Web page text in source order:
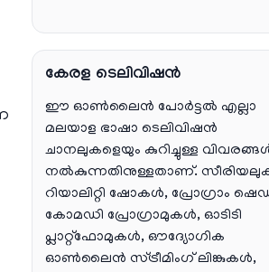
കേരള ടെലിവിഷൻ
ഈ ഓൺലൈൻ പോർട്ടൽ എല്ലാ
മലയാള ഭാഷാ ടെലിവിഷൻ
ചാനലുകളെയും കുറിച്ചുള്ള
നൽകുന്നതിനുള്ളതാണ്.
റിയാലിറ്റി ഷോകൾ, പ്രോഗ്രാം
കോമഡി പ്രോഗ്രാമുകൾ, ഓടിടി
പ്ലാറ്റ്‌ഫോമുകൾ, ഔദ്യോഗിക
ഓൺലൈൻ സ്ട്രീമിംഗ് ലിങ്കുകൾ,